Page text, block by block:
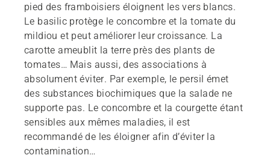
pied des framboisiers éloignent les vers blancs.
Le basilic protège le concombre et la tomate du
mildiou et peut améliorer leur croissance. La
carotte ameublit la terre près des plants de
tomates… Mais aussi, des associations à
absolument éviter. Par exemple, le persil émet
des substances biochimiques que la salade ne
supporte pas. Le concombre et la courgette étant
sensibles aux mêmes maladies, il est
recommandé de les éloigner afin d’éviter la
contamination…